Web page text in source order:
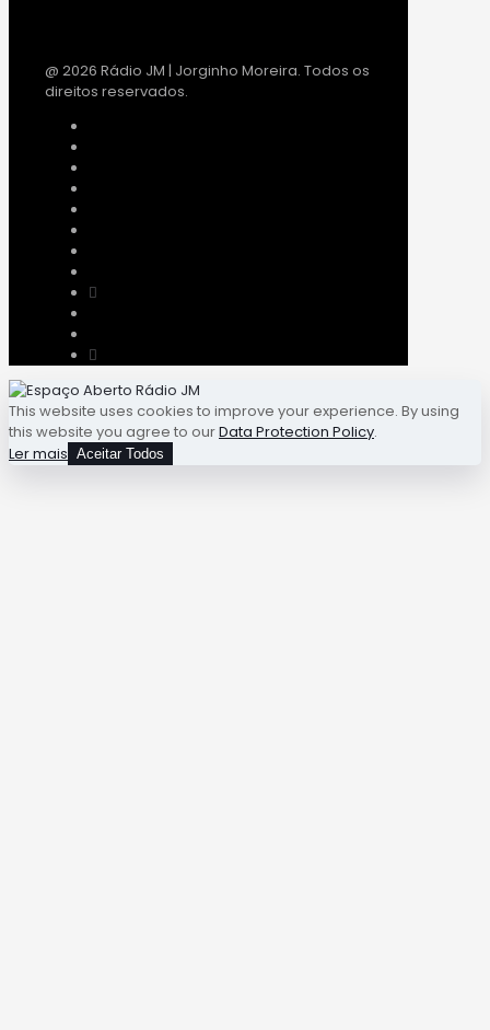
@ 2026 Rádio JM | Jorginho Moreira. Todos os
direitos reservados.
This website uses cookies to improve your experience. By using
this website you agree to ourData Protection Policy.
Ler mais Aceitar Todos